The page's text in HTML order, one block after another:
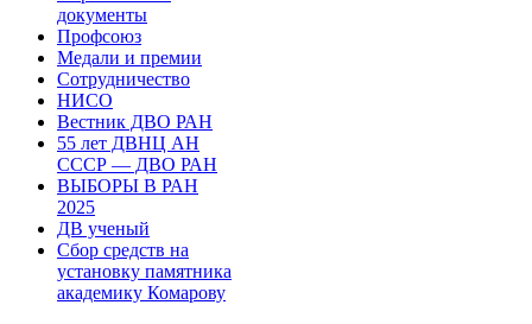
документы
Профсоюз
Медали и премии
Сотрудничество
НИСО
Вестник ДВО РАН
55 лет ДВНЦ АН
СССР — ДВО РАН
ВЫБОРЫ В РАН
2025
ДВ ученый
Сбор средств на
установку памятника
академику Комарову